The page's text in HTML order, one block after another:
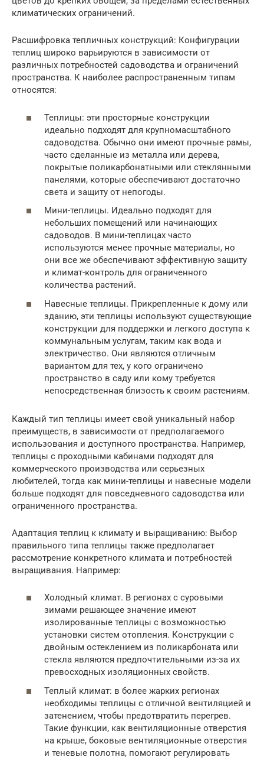
климатических ограничений.
Расшифровка тепличных конструкций: Конфигурации
теплиц широко варьируются в зависимости от
различных потребностей садоводства и ограничений
пространства. К наиболее распространенным типам
относятся:
Теплицы: эти просторные конструкции
идеально подходят для крупномасштабного
садоводства. Обычно они имеют прочные рамы,
часто сделанные из металла или дерева,
покрытые поликарбонатными или стеклянными
панелями, которые обеспечивают достаточно
света и защиту от непогоды.
Мини-теплицы. Идеально подходят для
небольших помещений или начинающих
садоводов. В мини-теплицах часто
используются менее прочные материалы, но
они все же обеспечивают эффективную защиту
и климат-контроль для ограниченного
количества растений.
Навесные теплицы. Прикрепленные к дому или
зданию, эти теплицы используют существующие
конструкции для поддержки и легкого доступа к
коммунальным услугам, таким как вода и
электричество. Они являются отличным
вариантом для тех, у кого ограничено
пространство в саду или кому требуется
непосредственная близость к своим растениям.
Каждый тип теплицы имеет свой уникальный набор
преимуществ, в зависимости от предполагаемого
использования и доступного пространства. Например,
теплицы с проходными кабинами подходят для
коммерческого производства или серьезных
любителей, тогда как мини-теплицы и навесные модели
больше подходят для повседневного садоводства или
ограниченного пространства.
Адаптация теплиц к климату и выращиванию: Выбор
правильного типа теплицы также предполагает
рассмотрение конкретного климата и потребностей
выращивания. Например:
Холодный климат. В регионах с суровыми
зимами решающее значение имеют
изолированные теплицы с возможностью
установки систем отопления. Конструкции с
двойным остеклением из поликарбоната или
стекла являются предпочтительными из-за их
превосходных изоляционных свойств.
Теплый климат: в более жарких регионах
необходимы теплицы с отличной вентиляцией и
затенением, чтобы предотвратить перегрев.
Такие функции, как вентиляционные отверстия
на крыше, боковые вентиляционные отверстия
и теневые полотна, помогают регулировать